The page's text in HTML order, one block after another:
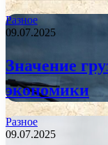
Разное
09.07.2025
Значение
экономики
Разное
09.07.2025